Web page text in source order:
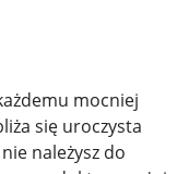
mocniej
się uroczysta
należysz do